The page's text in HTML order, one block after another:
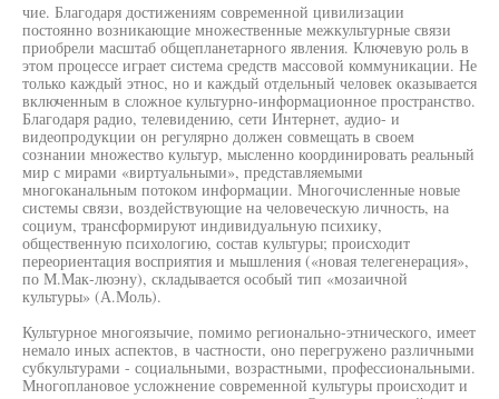
чие. Благодаря достижениям современной цивилизации
постоянно возникающие множественные межкультурные связи
приобрели масштаб общепланетарного явления. Ключевую роль в
этом процессе играет система средств массовой коммуникации. Не
только каждый этнос, но и каждый отдельный человек оказывается
включенным в сложное культурно-информационное пространство.
Благодаря радио, телевидению, сети Интернет, аудио- и
видеопродукции он регулярно должен совмещать в своем
сознании множество культур, мысленно координировать реальный
мир с мирами «виртуальными», представляемыми
многоканальным потоком информации. Многочисленные новые
системы связи, воздействующие на человеческую личность, на
социум, трансформируют индивидуальную психику,
общественную психологию, состав культуры; происходит
переориентация восприятия и мышления («новая телегенерация»,
по М.Мак-люэну), складывается особый тип «мозаичной
культуры» (А.Моль).
Культурное многоязычие, помимо регионально-этнического, имеет
немало иных аспектов, в частности, оно перегружено различными
субкультурами - социальными, возрастными, профессиональными.
Многоплановое усложнение современной культуры происходит и